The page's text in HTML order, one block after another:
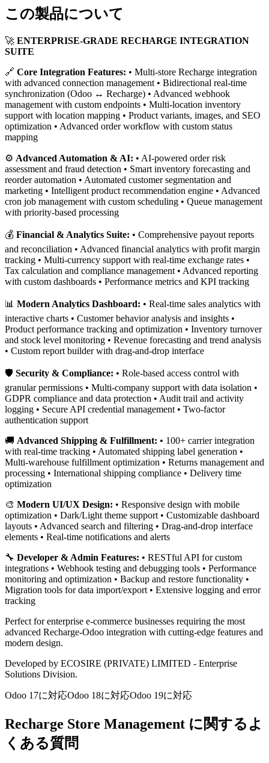
この製品について
🚀 ENTERPRISE-GRADE RECHARGE INTEGRATION
SUITE
🔗 Core Integration Features: • Multi-store Recharge integration
with advanced connection management • Bidirectional real-time
synchronization (Odoo ↔ Recharge) • Advanced webhook
management with custom endpoints • Multi-location inventory
support with location mapping • Product variants, images, and SEO
optimization • Advanced order workflow with custom status
mapping
⚙️ Advanced Automation & AI: • AI-powered order risk
assessment and fraud detection • Smart inventory forecasting and
reorder automation • Automated customer segmentation and
marketing • Intelligent product recommendation engine • Advanced
cron job management with custom scheduling • Queue management
with priority-based processing
💰 Financial & Analytics Suite: • Comprehensive payout reports
and reconciliation • Advanced financial analytics with profit margin
tracking • Multi-currency support with real-time exchange rates •
Tax calculation and compliance management • Advanced reporting
with custom dashboards • Performance metrics and KPI tracking
📊 Modern Analytics Dashboard: • Real-time sales analytics with
interactive charts • Customer behavior analysis and insights •
Product performance tracking and optimization • Inventory turnover
and stock level monitoring • Revenue forecasting and trend analysis
• Custom report builder with drag-and-drop interface
🛡️ Security & Compliance: • Role-based access control with
granular permissions • Multi-company support with data isolation •
GDPR compliance and data protection • Audit trail and activity
logging • Secure API credential management • Two-factor
authentication support
🚚 Advanced Shipping & Fulfillment: • 100+ carrier integration
with real-time tracking • Automated shipping label generation •
Multi-warehouse fulfillment optimization • Returns management and
processing • International shipping compliance • Delivery time
optimization
🎨 Modern UI/UX Design: • Responsive design with mobile
optimization • Dark/Light theme support • Customizable dashboard
layouts • Advanced search and filtering • Drag-and-drop interface
elements • Real-time notifications and alerts
🔧 Developer & Admin Features: • RESTful API for custom
integrations • Webhook testing and debugging tools • Performance
monitoring and optimization • Backup and restore functionality •
Migration tools for data import/export • Extensive logging and error
tracking
Perfect for enterprise e-commerce businesses requiring the most
advanced Recharge-Odoo integration with cutting-edge features and
modern design.
Developed by ECOSIRE (PRIVATE) LIMITED - Enterprise
Solutions Division.
Odoo 17に対応Odoo 18に対応Odoo 19に対応
Recharge Store Management に関するよ
くある質問